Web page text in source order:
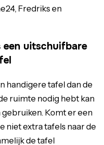
Fredriks en
een uitschuifbare
handigere tafel dan de
ruimte nodig hebt kan
Komt er een
niet extra tafels naar de
de tafel